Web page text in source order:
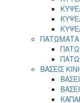
ΠΑΤΩΜΑΤΑ
ΒΑΣΕΙΣ